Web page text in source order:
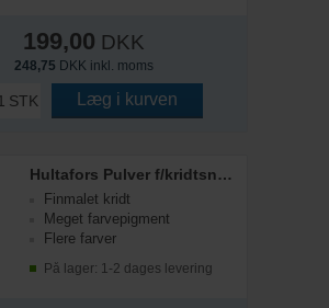
199,00 DKK
248,75 DKK inkl. moms
STK Læg i kurven
Hultafors Pulver f/kridtsnor, Ultrablå
Finmalet kridt
Meget farvepigment
Flere farver
På lager: 1-2 dages levering